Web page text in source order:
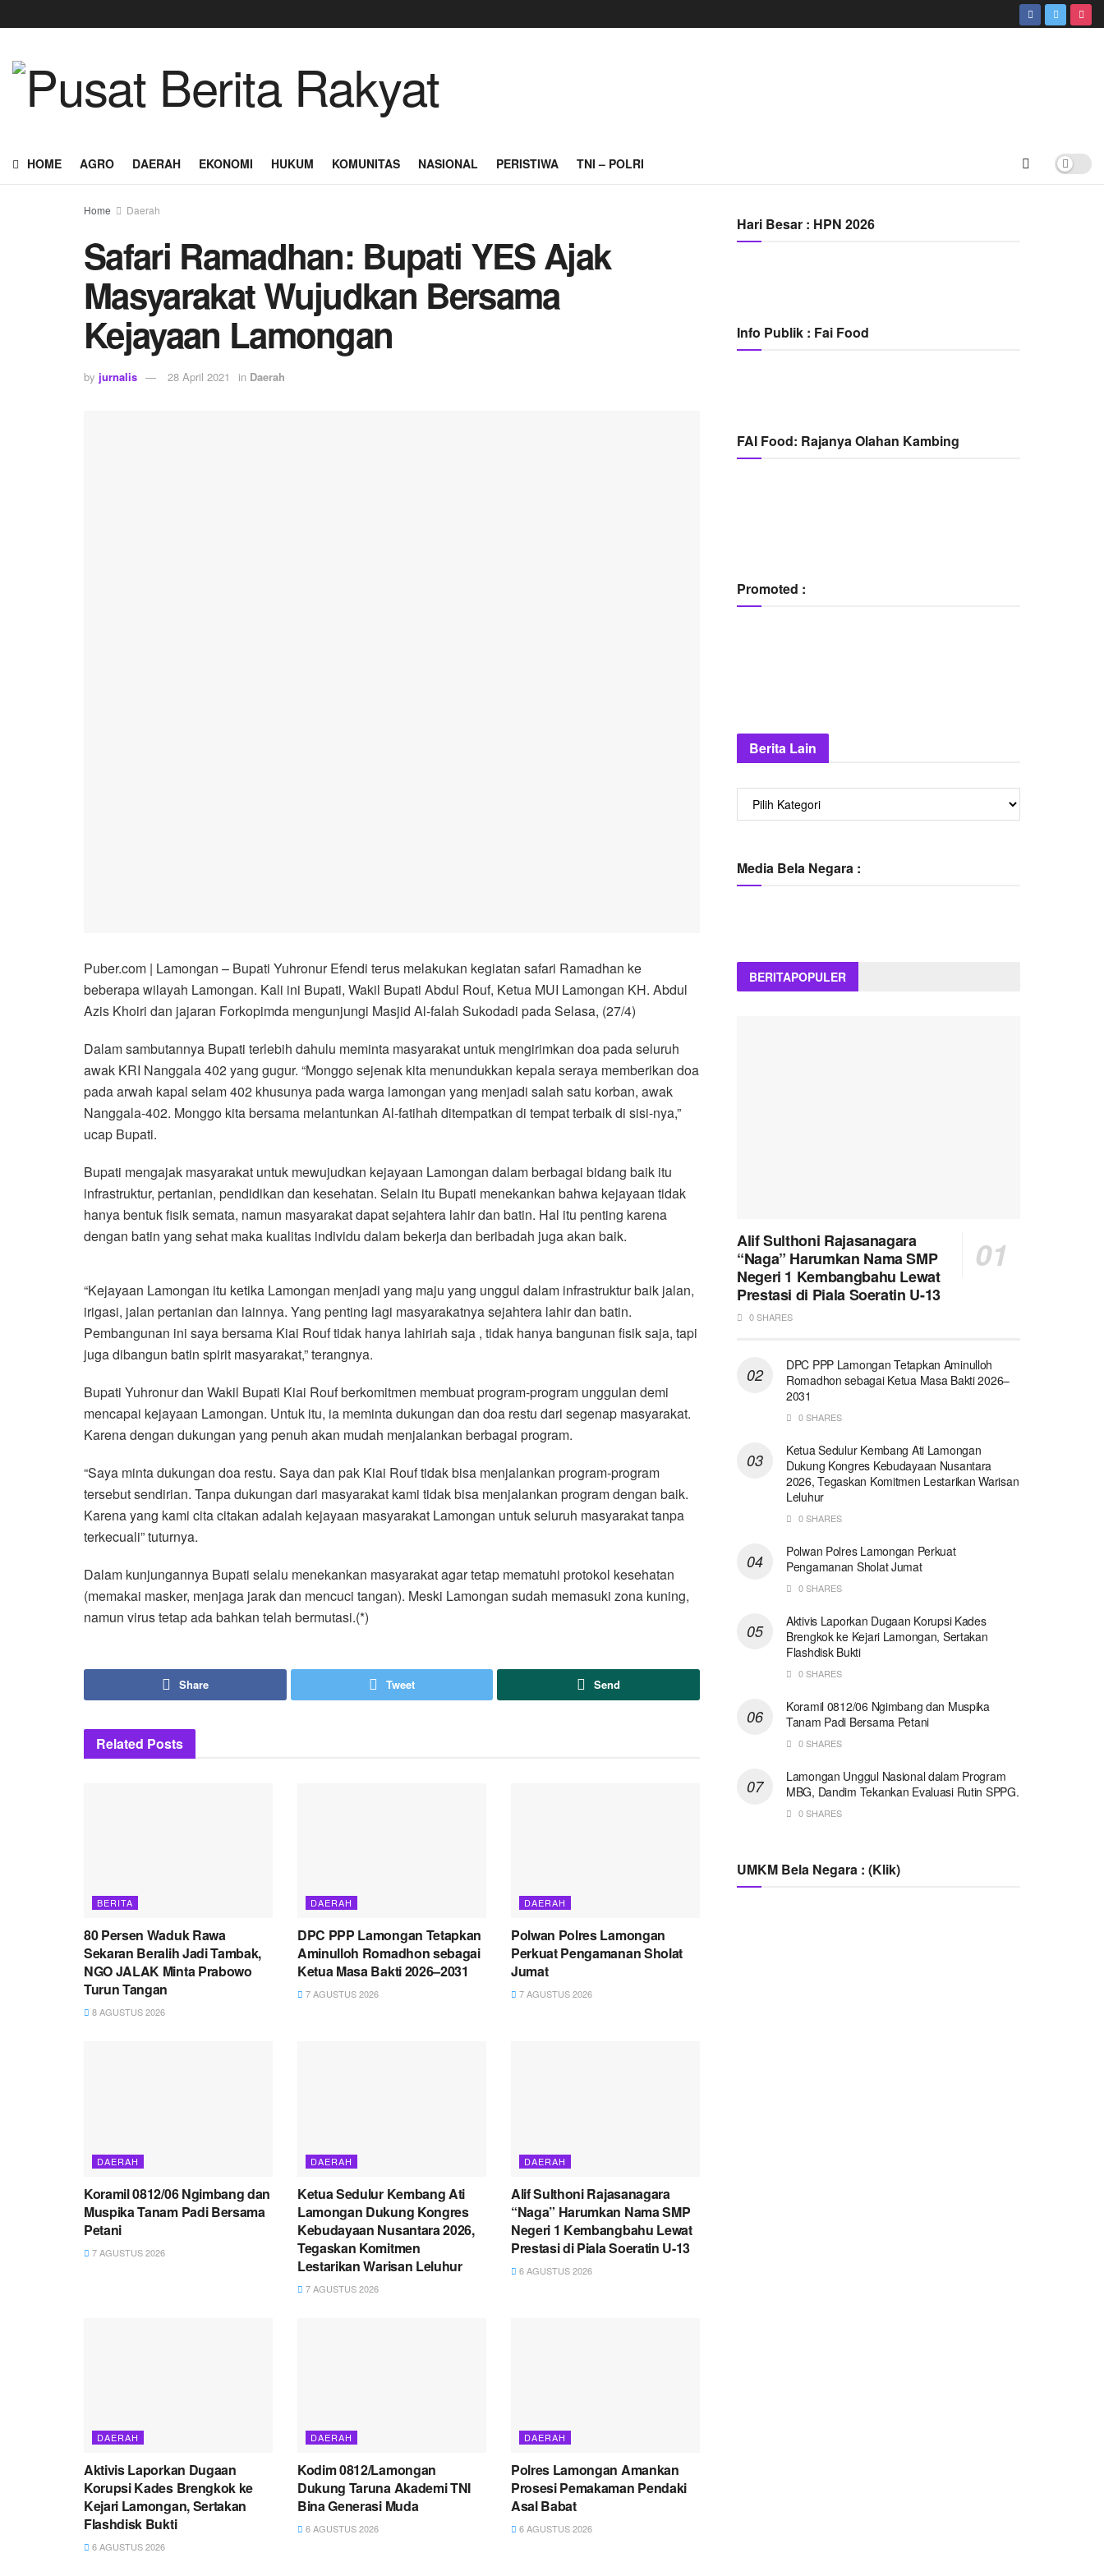
HOME AGRO DAERAH EKONOMI HUKUM KOMUNITAS NASIONAL PERISTIWA TNI – POLRI
Home Daerah
Safari Ramadhan: Bupati YES Ajak
Masyarakat Wujudkan Bersama
Kejayaan Lamongan
by jurnalis 28 April 2021 in Daerah
Puber.com | Lamongan – Bupati Yuhronur Efendi terus melakukan kegiatan safari Ramadhan ke
beberapa wilayah Lamongan. Kali ini Bupati, Wakil Bupati Abdul Rouf, Ketua MUI Lamongan KH. Abdul
Azis Khoiri dan jajaran Forkopimda mengunjungi Masjid Al-falah Sukodadi pada Selasa, (27/4)
Dalam sambutannya Bupati terlebih dahulu meminta masyarakat untuk mengirimkan doa pada seluruh
awak KRI Nanggala 402 yang gugur. “Monggo sejenak kita menundukkan kepala seraya memberikan doa
pada arwah kapal selam 402 khusunya pada warga lamongan yang menjadi salah satu korban, awak
Nanggala-402. Monggo kita bersama melantunkan Al-fatihah ditempatkan di tempat terbaik di sisi-nya,”
ucap Bupati.
Bupati mengajak masyarakat untuk mewujudkan kejayaan Lamongan dalam berbagai bidang baik itu
infrastruktur, pertanian, pendidikan dan kesehatan. Selain itu Bupati menekankan bahwa kejayaan tidak
hanya bentuk fisik semata, namun masyarakat dapat sejahtera lahir dan batin. Hal itu penting karena
dengan batin yang sehat maka kualitas individu dalam bekerja dan beribadah juga akan baik.
“Kejayaan Lamongan itu ketika Lamongan menjadi yang maju yang unggul dalam infrastruktur baik jalan,
irigasi, jalan pertanian dan lainnya. Yang penting lagi masyarakatnya sejahtera lahir dan batin.
Pembangunan ini saya bersama Kiai Rouf tidak hanya lahiriah saja , tidak hanya bangunan fisik saja, tapi
juga dibangun batin spirit masyarakat,” terangnya.
Bupati Yuhronur dan Wakil Bupati Kiai Rouf berkomitmen membuat program-program unggulan demi
mencapai kejayaan Lamongan. Untuk itu, ia meminta dukungan dan doa restu dari segenap masyarakat.
Karena dengan dukungan yang penuh akan mudah menjalankan berbagai program.
“Saya minta dukungan doa restu. Saya dan pak Kiai Rouf tidak bisa menjalankan program-program
tersebut sendirian. Tanpa dukungan dari masyarakat kami tidak bisa menjalankan program dengan baik.
Karena yang kami cita citakan adalah kejayaan masyarakat Lamongan untuk seluruh masyarakat tanpa
terkecuali” tuturnya.
Dalam kunjungannya Bupati selalu menekankan masyarakat agar tetap mematuhi protokol kesehatan
(memakai masker, menjaga jarak dan mencuci tangan). Meski Lamongan sudah memasuki zona kuning,
namun virus tetap ada bahkan telah bermutasi.(*)
Share Tweet Send
Related Posts
BERITA
80 Persen Waduk Rawa
Sekaran Beralih Jadi Tambak,
NGO JALAK Minta Prabowo
Turun Tangan
8 AGUSTUS 2026
DAERAH
DPC PPP Lamongan Tetapkan
Aminulloh Romadhon sebagai
Ketua Masa Bakti 2026–2031
7 AGUSTUS 2026
DAERAH
Polwan Polres Lamongan
Perkuat Pengamanan Sholat
Jumat
7 AGUSTUS 2026
DAERAH
Koramil 0812/06 Ngimbang dan
Muspika Tanam Padi Bersama
Petani
7 AGUSTUS 2026
DAERAH
Ketua Sedulur Kembang Ati
Lamongan Dukung Kongres
Kebudayaan Nusantara 2026,
Tegaskan Komitmen
Lestarikan Warisan Leluhur
7 AGUSTUS 2026
DAERAH
Alif Sulthoni Rajasanagara
“Naga” Harumkan Nama SMP
Negeri 1 Kembangbahu Lewat
Prestasi di Piala Soeratin U-13
6 AGUSTUS 2026
DAERAH
Aktivis Laporkan Dugaan
Korupsi Kades Brengkok ke
Kejari Lamongan, Sertakan
Flashdisk Bukti
6 AGUSTUS 2026
DAERAH
Kodim 0812/Lamongan
Dukung Taruna Akademi TNI
Bina Generasi Muda
6 AGUSTUS 2026
DAERAH
Polres Lamongan Amankan
Prosesi Pemakaman Pendaki
Asal Babat
6 AGUSTUS 2026
Hari Besar : HPN 2026
Info Publik : Fai Food
FAI Food: Rajanya Olahan Kambing
Promoted :
Berita Lain
Berita
Media Bela Negara :
BERITAPOPULER
Alif Sulthoni Rajasanagara
“Naga” Harumkan Nama SMP
Negeri 1 Kembangbahu Lewat
Prestasi di Piala Soeratin U-13
0 SHARES
DPC PPP Lamongan Tetapkan Aminulloh
Romadhon sebagai Ketua Masa Bakti 2026–
2031
0 SHARES
Ketua Sedulur Kembang Ati Lamongan
Dukung Kongres Kebudayaan Nusantara
2026, Tegaskan Komitmen Lestarikan Warisan
Leluhur
0 SHARES
Polwan Polres Lamongan Perkuat
Pengamanan Sholat Jumat
0 SHARES
Aktivis Laporkan Dugaan Korupsi Kades
Brengkok ke Kejari Lamongan, Sertakan
Flashdisk Bukti
0 SHARES
Koramil 0812/06 Ngimbang dan Muspika
Tanam Padi Bersama Petani
0 SHARES
Lamongan Unggul Nasional dalam Program
MBG, Dandim Tekankan Evaluasi Rutin SPPG.
0 SHARES
UMKM Bela Negara : (Klik)